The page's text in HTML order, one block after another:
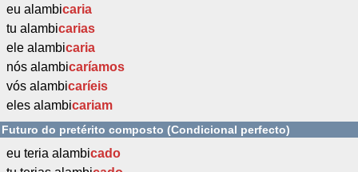
eu alambicaria
tu alambicarias
ele alambicaria
nós alambicaríamos
vós alambicaríeis
eles alambicariam
Futuro do pretérito composto (Condicional perfecto)
eu teria alambicado